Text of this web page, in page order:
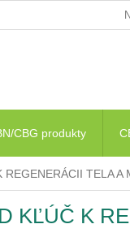
CBG produkty
REGENERÁCII TELA A
KĽÚČ K